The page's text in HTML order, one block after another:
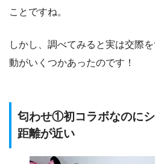
ことですね。
しかし、調べてみると実は交際
動がいくつかあったのです！
匂わせ①初コラボなのに
距離が近い